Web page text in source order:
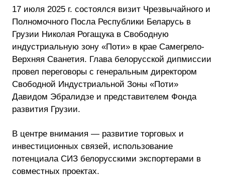
17 июля 2025 г. состоялся визит Чрезвычайного и
Полномочного Посла Республики Беларусь в
Грузии Николая Рогащука в Свободную
индустриальную зону «Поти» в крае Самегрело-
Верхняя Сванетия. Глава белорусской дипмиссии
провел переговоры с генеральным директором
Свободной Индустриальной Зоны «Поти»
Давидом Эбралидзе и представителем Фонда
развития Грузии.
В центре внимания — развитие торговых и
инвестиционных связей, использование
потенциала СИЗ белорусскими экспортерами в
совместных проектах.